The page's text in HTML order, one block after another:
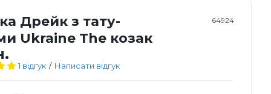
Дрейк з тату-
Ukraine The козак
64924
1 відгук / Написати відгук